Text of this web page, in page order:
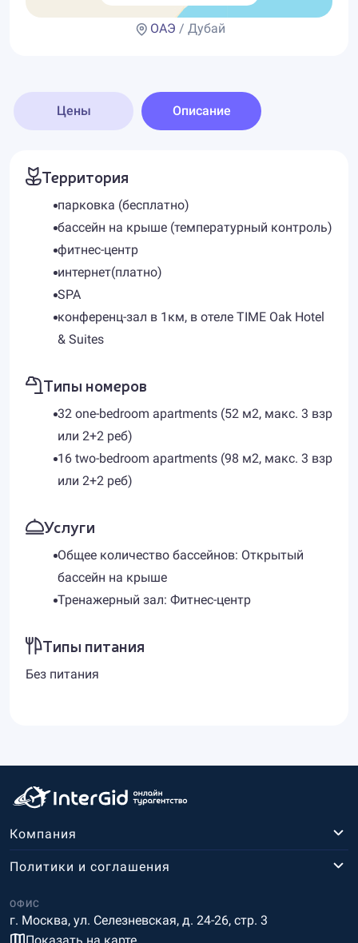
ОАЭ / Дубай
Цены Описание
Территория
парковка (бесплатно)
бассейн на крыше (температурный контроль)
фитнес-центр
интернет(платно)
SPA
конференц-зал в 1км, в отеле TIME Oak Hotel
& Suites
Типы номеров
32 one-bedroom apartments (52 м2, макс. 3 взр
или 2+2 реб)
16 two-bedroom apartments (98 м2, макс. 3 взр
или 2+2 реб)
Услуги
Общее количество бассейнов: Открытый
бассейн на крыше
Тренажерный зал: Фитнес-центр
Типы питания
Без питания
Компания
ОФИС
г. Москва, ул. Селезневская, д. 24-26, стр. 3
Политики и соглашения